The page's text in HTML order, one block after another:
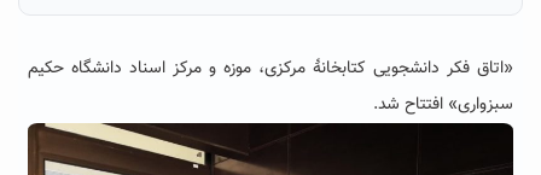
«اتاق فکر دانشجویی کتابخانۀ مرکزی، موزه و مرکز اسناد دانشگاه حکیم
سبزواری» افتتاح شد.